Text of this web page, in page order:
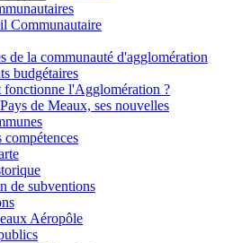
Communautaire
de la communauté d'agglomération
budgétaires
fonctionne l'Agglomération ?
de Meaux, ses nouvelles
compétences
de subventions
Aéropôle